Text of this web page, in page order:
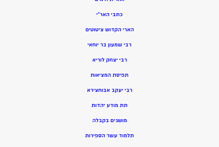
כתבי האר”י
הארי הקדוש ציטוטים
רבי שמעון בר יוחאי
רבי יצחק לוריא
תפיסת המציאות
רבי יעקב אבוחצירא
תת מודע יהדות
מושגים בקבלה
תלמוד עשר הספירות